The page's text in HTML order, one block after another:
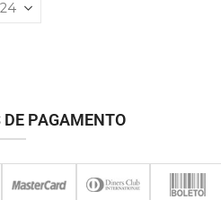
DE PAGAMENTO